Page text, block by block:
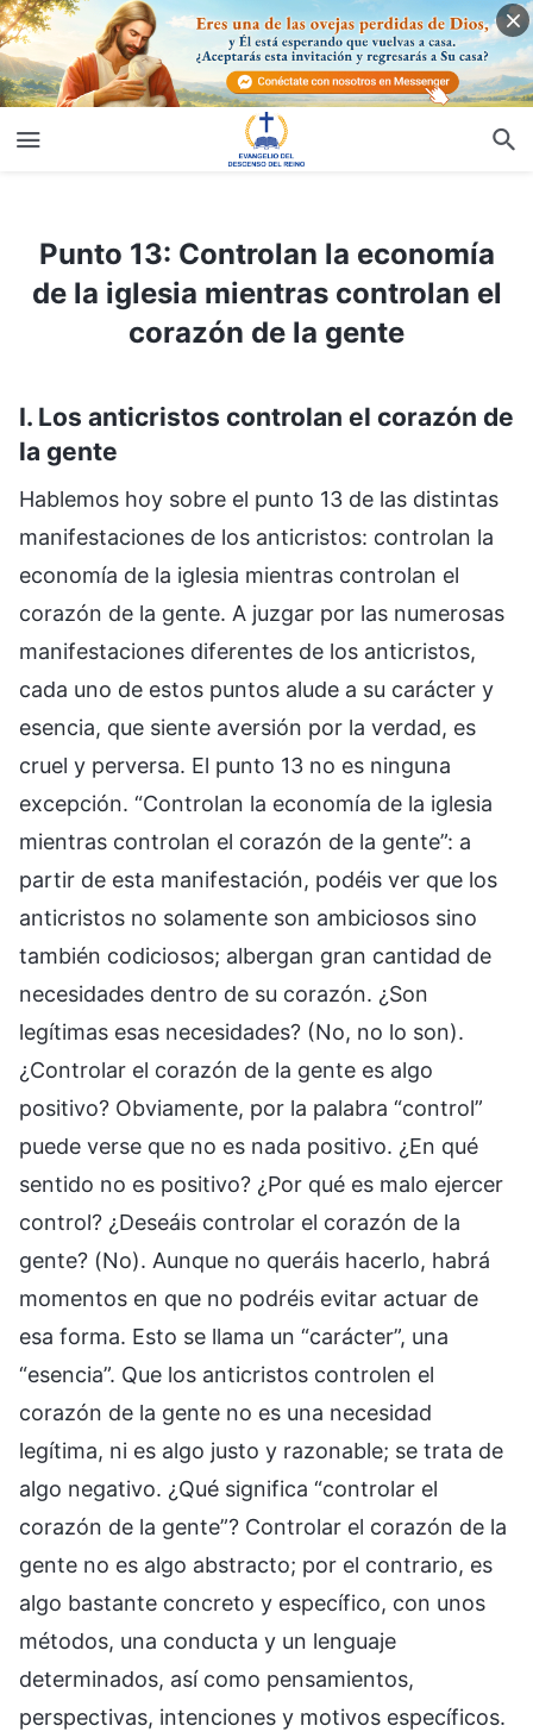
Punto 13: Controlan la economía
de la iglesia mientras controlan el
corazón de la gente
I. Los anticristos controlan el corazón de
la gente
Hablemos hoy sobre el punto 13 de las distintas
manifestaciones de los anticristos: controlan la
economía de la iglesia mientras controlan el
corazón de la gente. A juzgar por las numerosas
manifestaciones diferentes de los anticristos,
cada uno de estos puntos alude a su carácter y
esencia, que siente aversión por la verdad, es
cruel y perversa. El punto 13 no es ninguna
excepción. “Controlan la economía de la iglesia
mientras controlan el corazón de la gente”: a
partir de esta manifestación, podéis ver que los
anticristos no solamente son ambiciosos sino
también codiciosos; albergan gran cantidad de
necesidades dentro de su corazón. ¿Son
legítimas esas necesidades? (No, no lo son).
¿Controlar el corazón de la gente es algo
positivo? Obviamente, por la palabra “control”
puede verse que no es nada positivo. ¿En qué
sentido no es positivo? ¿Por qué es malo ejercer
control? ¿Deseáis controlar el corazón de la
gente? (No). Aunque no queráis hacerlo, habrá
momentos en que no podréis evitar actuar de
esa forma. Esto se llama un “carácter”, una
“esencia”. Que los anticristos controlen el
corazón de la gente no es una necesidad
legítima, ni es algo justo y razonable; se trata de
algo negativo. ¿Qué significa “controlar el
corazón de la gente”? Controlar el corazón de la
gente no es algo abstracto; por el contrario, es
algo bastante concreto y específico, con unos
métodos, una conducta y un lenguaje
determinados, así como pensamientos,
perspectivas, intenciones y motivos específicos.